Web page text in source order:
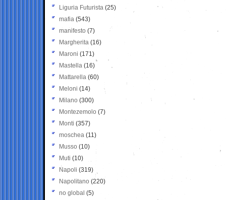
Liguria Futurista (25)
mafia (543)
manifesto (7)
Margherita (16)
Maroni (171)
Mastella (16)
Mattarella (60)
Meloni (14)
Milano (300)
Montezemolo (7)
Monti (357)
moschea (11)
Musso (10)
Muti (10)
Napoli (319)
Napolitano (220)
no global (5)